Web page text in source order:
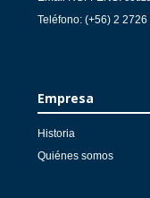
Teléfono: (+56) 2
Empresa
Historia
Quiénes somos